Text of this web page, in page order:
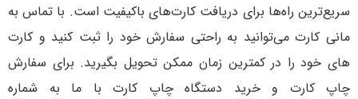
سریع‌ترین راه‌ها برای دریافت کارت‌های باکیفیت است. با تماس به
مانی کارت می‌توانید به‌ راحتی سفارش خود را ثبت کنید و کارت‌
های خود را در کمترین زمان ممکن تحویل بگیرید. برای سفارش
چاپ کارت و خرید دستگاه چاپ کارت با ما به شماره